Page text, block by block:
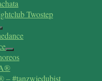
Twostep
– #tanzwiedubist